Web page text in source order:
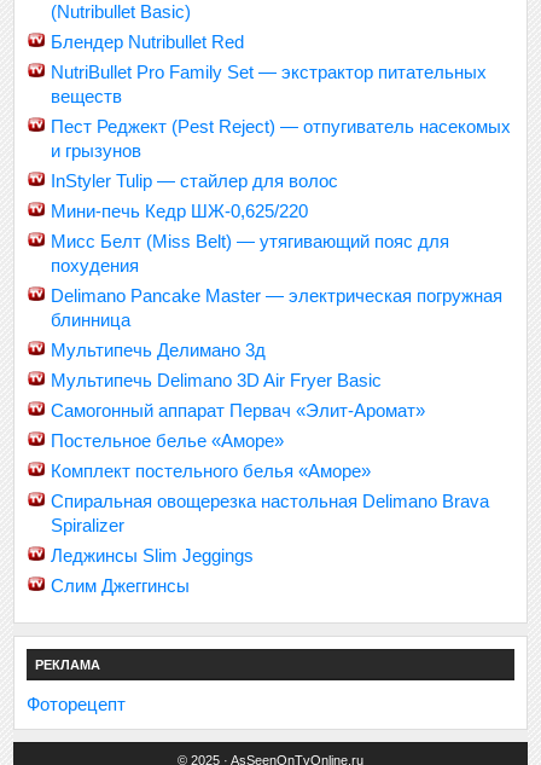
(Nutribullet Basic)
Блендер Nutribullet Red
NutriBullet Pro Family Set — экстрактор питательных
веществ
Пест Реджект (Pest Reject) — отпугиватель насекомых
и грызунов
InStyler Tulip — стайлер для волос
Мини-печь Кедр ШЖ-0,625/220
Мисс Белт (Miss Belt) — утягивающий пояс для
похудения
Delimano Pancake Master — электрическая погружная
блинница
Мультипечь Делимано 3д
Мультипечь Delimano 3D Air Fryer Basic
Самогонный аппарат Первач «Элит-Аромат»
Постельное белье «Аморе»
Комплект постельного белья «Аморе»
Спиральная овощерезка настольная Delimano Brava
Spiralizer
Леджинсы Slim Jeggings
Слим Джеггинсы
РЕКЛАМА
Фоторецепт
© 2025 · AsSeenOnTvOnline.ru